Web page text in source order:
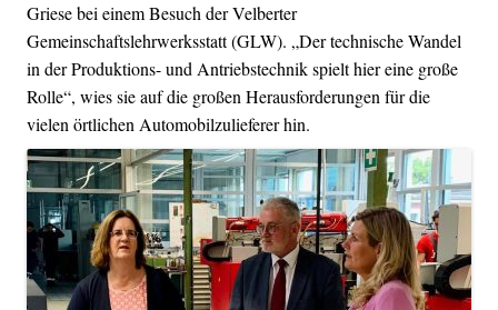
Griese bei einem Besuch der Velberter
Gemeinschaftslehrwerksstatt (GLW). „Der technische Wandel
in der Produktions- und Antriebstechnik spielt hier eine große
Rolle“, wies sie auf die großen Herausforderungen für die
vielen örtlichen Automobilzulieferer hin.